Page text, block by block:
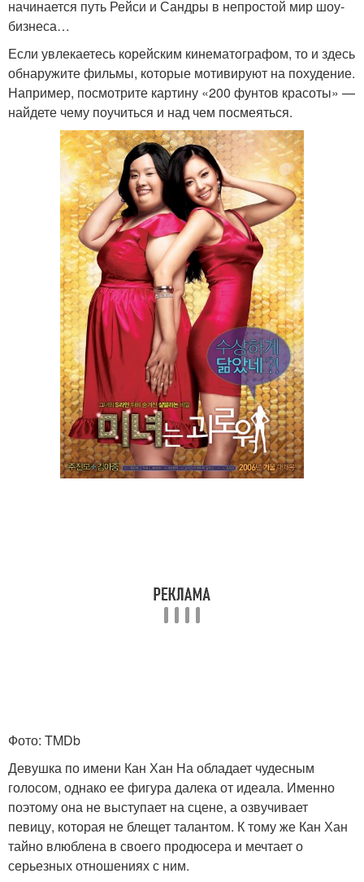
начинается путь Рейси и Сандры в непростой мир шоу-
бизнеса…
Если увлекаетесь корейским кинематографом, то и здесь
обнаружите фильмы, которые мотивируют на похудение.
Например, посмотрите картину «200 фунтов красоты» —
найдете чему поучиться и над чем посмеяться.
Фото: TMDb
Девушка по имени Кан Хан На обладает чудесным
голосом, однако ее фигура далека от идеала. Именно
поэтому она не выступает на сцене, а озвучивает
певицу, которая не блещет талантом. К тому же Кан Хан
тайно влюблена в своего продюсера и мечтает о
серьезных отношениях с ним.